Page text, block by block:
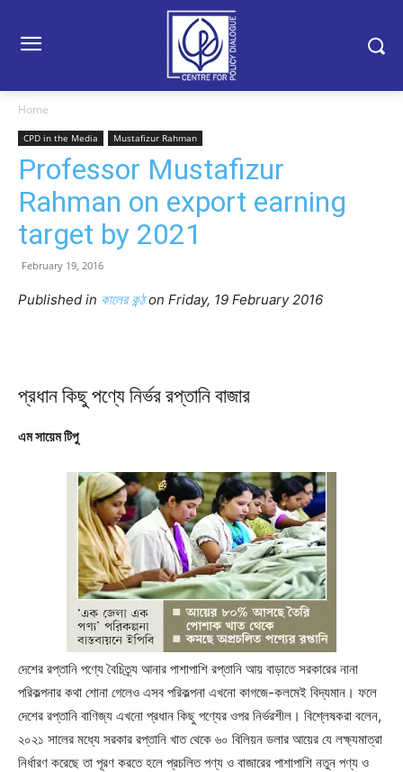
Home
CPD in the Media Mustafizur Rahman
Professor Mustafizur
Rahman on export earning
target by 2021
February 19, 2016
Published in কালের কন্ঠon Friday, 19 February 2016
প্রধান কিছু পণ্যে নির্ভর রপ্তানি বাজার
এম সায়েম টিপু
দেশের রপ্তানি পণ্যে বৈচিত্র্য আনার পাশাপাশি রপ্তানি আয় বাড়াতে সরকারের নানা
পরিকল্পনার কথা শোনা গেলেও এসব পরিকল্পনা এখনো কাগজে-কলমেই বিদ্যমান। ফলে
দেশের রপ্তানি বাণিজ্য এখনো প্রধান কিছু পণ্যের ওপর নির্ভরশীল। বিশ্লেষকরা বলেন,
২০২১ সালের মধ্যে সরকার রপ্তানি খাত থেকে ৬০ বিলিয়ন ডলার আয়ের যে লক্ষ্যমাত্রা
নির্ধারণ করেছে তা পূরণ করতে হলে প্রচলিত পণ্য ও বাজারের পাশাপাশি নতুন পণ্য ও